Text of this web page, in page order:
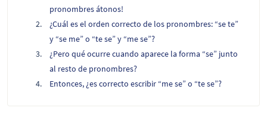
pronombres átonos!
¿Cuál es el orden correcto de los pronombres: “se te”
y “se me” o “te se” y “me se”?
¿Pero qué ocurre cuando aparece la forma “se” junto
al resto de pronombres?
Entonces, ¿es correcto escribir “me se” o “te se”?